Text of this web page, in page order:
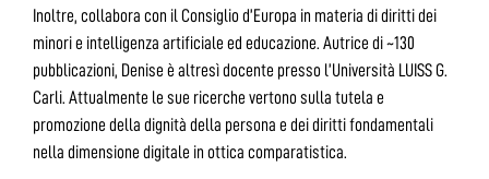
Inoltre, collabora con il Consiglio d’Europa in materia di diritti dei
minori e intelligenza artificiale ed educazione. Autrice di ~130
pubblicazioni, Denise è altresì docente presso l’Università LUISS G.
Carli. Attualmente le sue ricerche vertono sulla tutela e
promozione della dignità della persona e dei diritti fondamentali
nella dimensione digitale in ottica comparatistica.